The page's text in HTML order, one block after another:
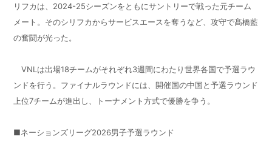
リフカは、2024-25シーズンをともにサントリーで戦った元チーム
メート。そのシリフカからサービスエースを奪うなど、攻守で髙橋藍
の奮闘が光った。
VNLは出場18チームがそれぞれ3週間にわたり世界各国で予選ラウ
ンドを行う。ファイナルラウンドには、開催国の中国と予選ラウンド
上位7チームが進出し、トーナメント方式で優勝を争う。
■ネーションズリーグ2026男子予選ラウンド